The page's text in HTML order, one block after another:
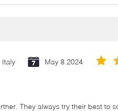
Italy May 8.2024
They always try their best to